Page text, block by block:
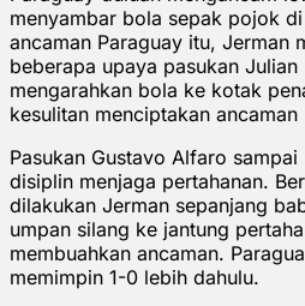
menyambar bola sepak pojok
ancaman Paraguay itu, Jerman
beberapa upaya pasukan Julian
mengarahkan bola ke kotak
kesulitan menciptakan
Pasukan Gustavo Alfaro
disiplin menjaga pertahanan.
dilakukan Jerman sepanjang
umpan silang ke jantung
membuahkan ancaman.
memimpin 1-0 lebih dahulu.